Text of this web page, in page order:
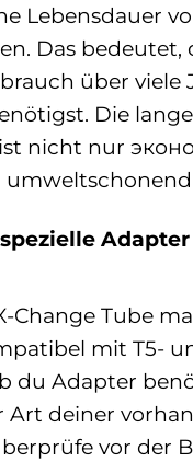
Lebensdauer
Das bedeutet,
über viele
Die lange
nicht nur
Change Tube
mit T5-
du Adapter
Art deiner
vor der